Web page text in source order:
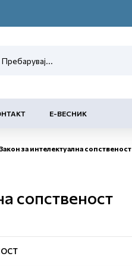
Е-ВЕСНИК
Закон за интелектуална сопственост
сопственост